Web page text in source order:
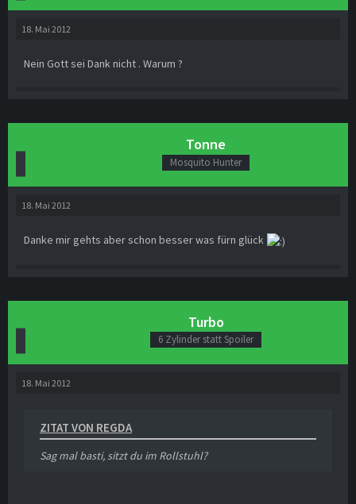
18. Mai 2012
Nein Gott sei Dank nicht . Warum ?
Tonne
Mosquito Hunter
18. Mai 2012
Danke mir gehts aber schon besser was fürn glück
Turbo
6 Zylinder statt Spoiler
18. Mai 2012
ZITAT VON REGDA
Sag mal basti, sitzt du im Rollstuhl?